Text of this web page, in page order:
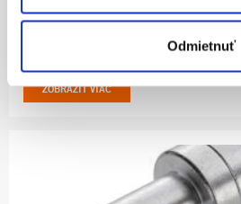
Odmietnuť
195.69
ZOBRAZIŤ VIAC